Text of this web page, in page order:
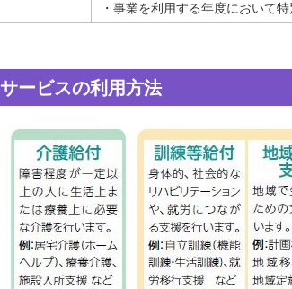
・事業を利用する年度において
サービスの利用方法